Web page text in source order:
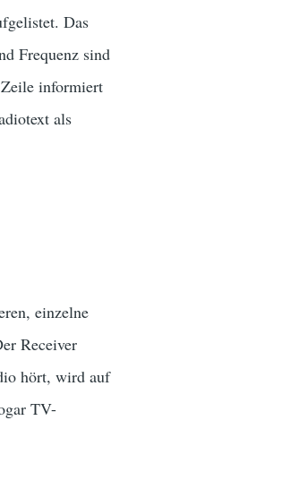
Das
Frequenz sind
Zeile informiert
als
einzelne
Receiver
hört, wird auf
TV-